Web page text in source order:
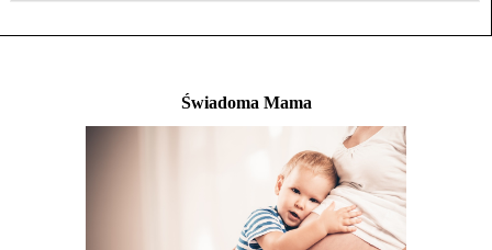
Świadoma Mama